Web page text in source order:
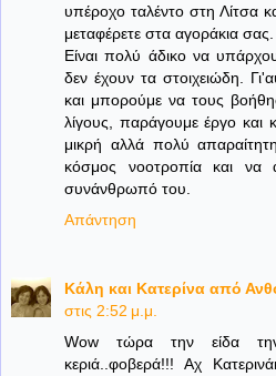
υπέροχο ταλέντο στη Λίτσα
μεταφέρετε στα αγοράκια σας.
Είναι πολύ άδικο να
δεν έχουν τα στοιχειώδη.
και μπορούμε να τους
λίγους, παράγουμε έργο και
μικρή αλλά πολύ
κόσμος νοοτροπία και να
συνάνθρωπό του.
Απάντηση
Κάλη και Κατερίνα από
στις 2:52 μ.μ.
Wow τώρα την είδα
κεριά..φοβερά!!! Αχ